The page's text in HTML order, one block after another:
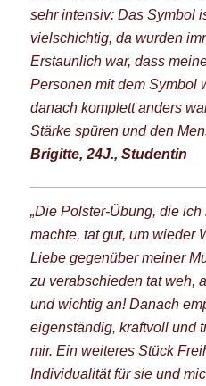
sehr intensiv: Das Symbol
vielschichtig, da wurden
Erstaunlich war, dass
Personen mit dem Symbol
danach komplett anders
Stärke spüren und den
Brigitte, 24J., Studentin
„Die Polster-Übung, die ich
machte, tat gut, um wieder
Liebe gegenüber meiner
zu verabschieden tat weh,
und wichtig an! Danach
eigenständig, kraftvoll und
mir. Ein weiteres Stück
Individualität für sie und